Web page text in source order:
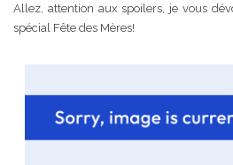
Allez, attention aux spoilers, je vous
spécial Fête des Mères!